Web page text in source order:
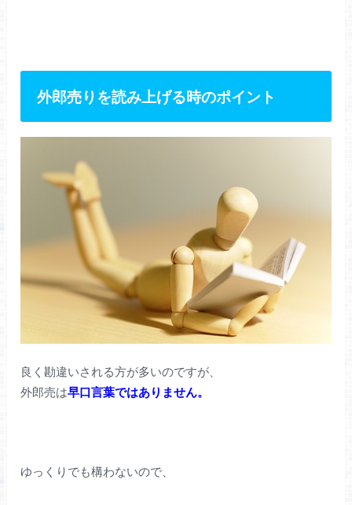
外郎売りを読み上げる時のポイント
良く勘違いされる方が多いのですが、
外郎売は早口言葉ではありません。
ゆっくりでも構わないので、